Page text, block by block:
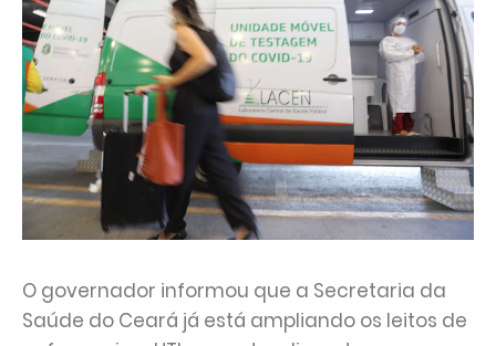
O governador informou que a Secretaria da
Saúde do Ceará já está ampliando os leitos de